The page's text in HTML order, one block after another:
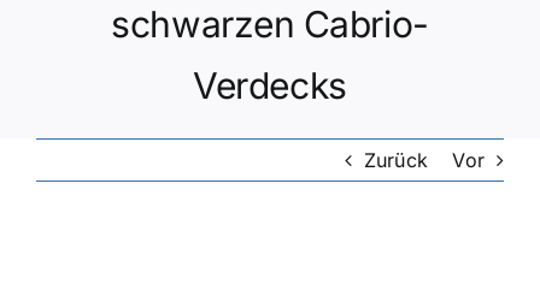
schwarzen Cabrio-
Verdecks
Zurück Vor